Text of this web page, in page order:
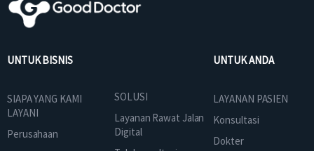
UNTUK BISNIS
SIAPA YANG KAMI
LAYANI
Perusahaan
SOLUSI
Layanan Rawat Jalan
Digital
UNTUK ANDA
LAYANAN PASIEN
Konsultasi
Dokter